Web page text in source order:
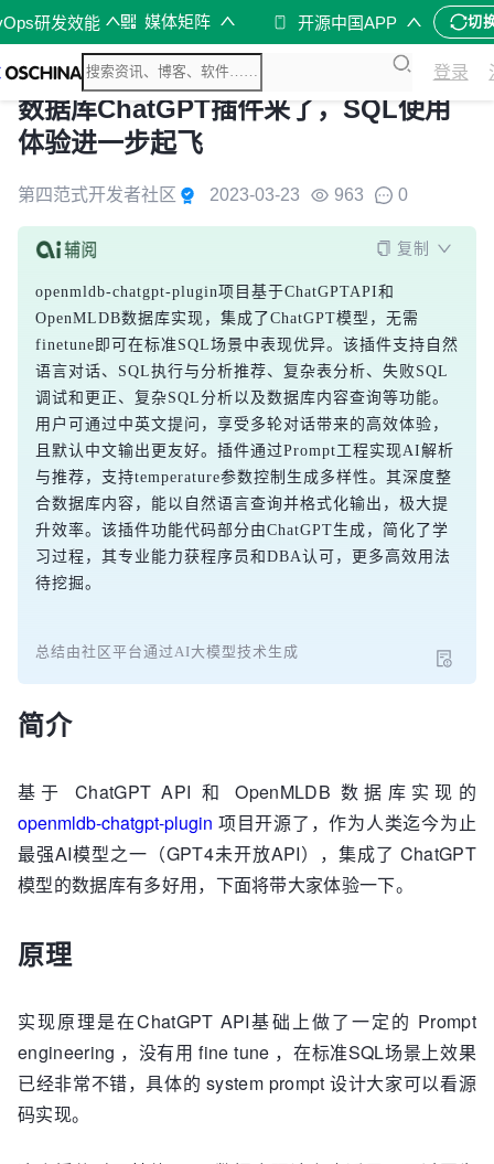
研发效能 媒体矩阵 开源中国APP 切
登录
数据库ChatGPT插件来了，SQL使用
体验进一步起飞
第四范式开发者社区 2023-03-23 963 0
复制
openmldb-chatgpt-plugin项目基于ChatGPTAPI和
OpenMLDB数据库实现，集成了ChatGPT模型，无需
finetune即可在标准SQL场景中表现优异。该插件支持自然
语言对话、SQL执行与分析推荐、复杂表分析、失败SQL
调试和更正、复杂SQL分析以及数据库内容查询等功能。
用户可通过中英文提问，享受多轮对话带来的高效体验，
且默认中文输出更友好。插件通过Prompt工程实现AI解析
与推荐，支持temperature参数控制生成多样性。其深度整
合数据库内容，能以自然语言查询并格式化输出，极大提
升效率。该插件功能代码部分由ChatGPT生成，简化了学
习过程，其专业能力获程序员和DBA认可，更多高效用法
待挖掘。
总结由社区平台通过AI大模型技术生成
简介
基于 ChatGPT API 和 OpenMLDB 数据库实现的
openmldb-chatgpt-plugin 项目开源了，作为人类迄今为止
最强AI模型之一（GPT4未开放API），集成了 ChatGPT
模型的数据库有多好用，下面将带大家体验一下。
原理
实现原理是在ChatGPT API基础上做了一定的 Prompt
engineering ，没有用 fine tune ，在标准SQL场景上效果
已经非常不错，具体的 system prompt 设计大家可以看源
码实现。